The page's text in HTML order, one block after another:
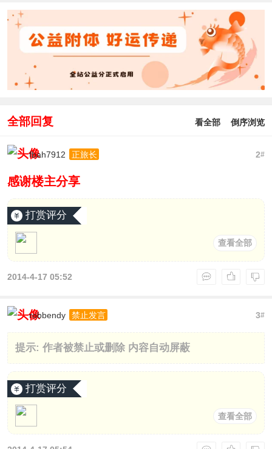
全部回复 看全部 倒序浏览
2#
fbah7912 正旅长
感谢楼主分享
打赏评分
查看全部
2014-4-17 05:52
3#
robbendy 禁止发言
提示: 作者被禁止或删除 内容自动屏蔽
打赏评分
查看全部